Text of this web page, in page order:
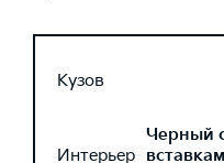
Кузов
Интерьер
Черный